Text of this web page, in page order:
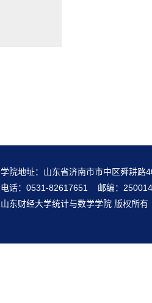
学院地址：山东省济南市市中区舜耕路
电话：0531-82617651 邮编：250014
山东财经大学统计与数学学院 版权所有